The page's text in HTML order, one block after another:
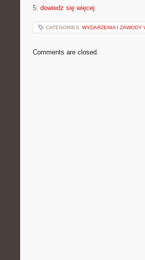
5. dowiedz się więcej
CATEGORIES: WYDARZENIA I ZAWODY
Comments are closed.